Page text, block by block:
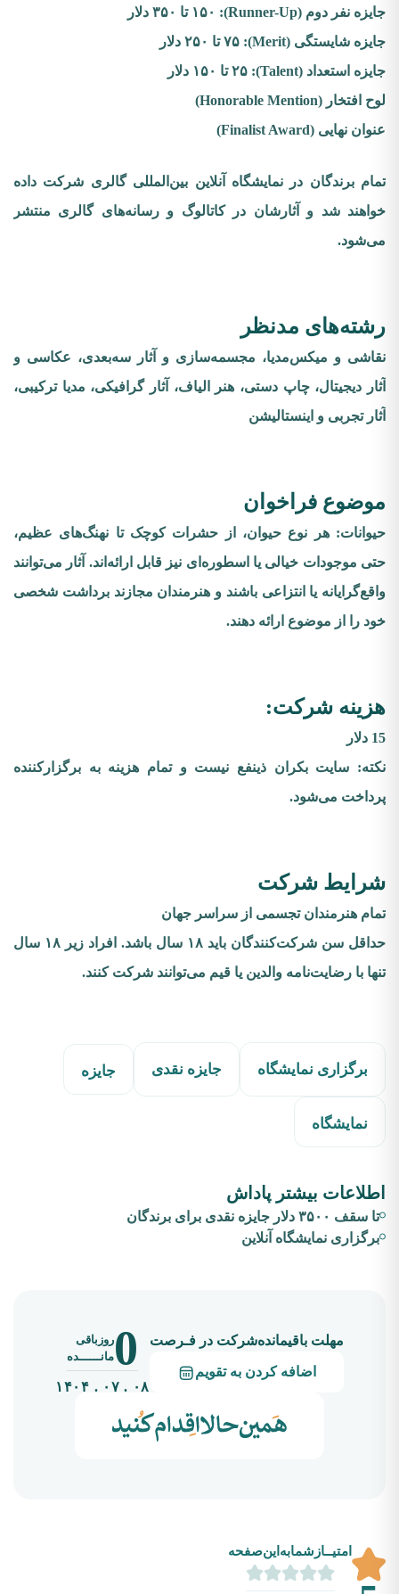
جایزه نفر دوم (Runner-Up): ۱۵۰ تا ۳۵۰ دلار
جایزه شایستگی (Merit): ۷۵ تا ۲۵۰ دلار
جایزه استعداد (Talent): ۲۵ تا ۱۵۰ دلار
لوح افتخار (Honorable Mention)
عنوان نهایی (Finalist Award)
تمام برندگان در نمایشگاه آنلاین بین‌المللی گالری شرکت داده
خواهند شد و آثارشان در کاتالوگ و رسانه‌های گالری منتشر
می‌شود.
رشته‌های مدنظر
نقاشی و میکس‌مدیا، مجسمه‌سازی و آثار سه‌بعدی، عکاسی و
آثار دیجیتال، چاپ دستی، هنر الیاف، آثار گرافیکی، مدیا ترکیبی،
آثار تجربی و اینستالیشن
موضوع فراخوان
حیوانات: هر نوع حیوان، از حشرات کوچک تا نهنگ‌های عظیم،
حتی موجودات خیالی یا اسطوره‌ای نیز قابل ارائه‌اند. آثار می‌توانند
واقع‌گرایانه یا انتزاعی باشند و هنرمندان مجازند برداشت شخصی
خود را از موضوع ارائه دهند.
هزینه شرکت:
15 دلار
نکته: سایت بکران ذینفع نیست و تمام هزینه به برگزارکننده
پرداخت می‌شود.
شرایط شرکت
تمام هنرمندان تجسمی از سراسر جهان
حداقل سن شرکت‌کنندگان باید ۱۸ سال باشد. افراد زیر ۱۸ سال
تنها با رضایت‌نامه والدین یا قیم می‌توانند شرکت کنند.
برگزاری نمایشگاه جایزه نقدی جایزه
نمایشگاه
اطلاعات بیشتر پاداش
تا سقف ۳۵۰۰ دلار جایزه نقدی برای برندگان
برگزاری نمایشگاه آنلاین
مهلت باقیمانده‌شرکت در فـرصت
اضافه کردن به تقویم 0روزباقی
مانــــــده
۰۸ . ۰۷ . ۱۴۰۴
امتیــازشما‌به‌این‌صفحه